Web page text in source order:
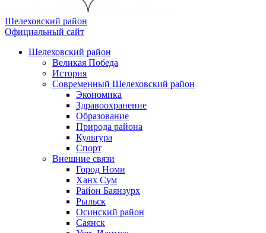
Шелеховский район
Официальный сайт
Шелеховский район
Великая Победа
История
Современный Шелеховский район
Экономика
Здравоохранение
Образование
Природа района
Культура
Спорт
Внешние связи
Город Номи
Ханх Сум
Район Баянзурх
Рыльск
Осинский район
Саянск